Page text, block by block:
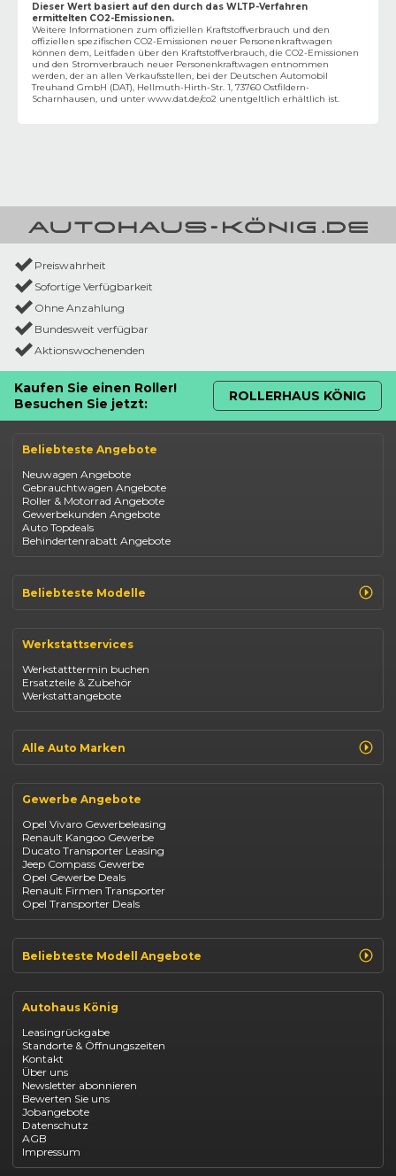
Dieser Wert basiert auf den durch das WLTP-Verfahren
ermittelten CO2-Emissionen.
Weitere Informationen zum offiziellen Kraftstoffverbrauch und den
offiziellen spezifischen CO2-Emissionen neuer Personenkraftwagen
können dem‚ Leitfaden über den Kraftstoffverbrauch, die CO2-Emissionen
und den Stromverbrauch neuer Personenkraftwagen entnommen
werden, der an allen Verkaufsstellen, bei der Deutschen Automobil
Treuhand GmbH (DAT), Hellmuth-Hirth-Str. 1, 73760 Ostfildern-
Scharnhausen, und unter www.dat.de/co2 unentgeltlich erhältlich ist.
Preiswahrheit
Sofortige Verfügbarkeit
Ohne Anzahlung
Bundesweit verfügbar
Aktionswochenenden
Kaufen Sie einen Roller!
Besuchen Sie jetzt:
ROLLERHAUS KÖNIG
Beliebteste Angebote
Neuwagen Angebote
Gebrauchtwagen Angebote
Roller & Motorrad Angebote
Gewerbekunden Angebote
Auto Topdeals
Behindertenrabatt Angebote
Beliebteste Modelle
Opel Corsa
Fiat 500
Dacia Duster
Dacia Sandero
Jeep Compass
Suzuki Vitara
Suzuki Swift
BYD Seal
Mazda CX-30
Citroen C4
Werkstattservices
Werkstatttermin buchen
Ersatzteile & Zubehör
Werkstattangebote
Alle Auto Marken
Opel
Fiat
Jeep
Suzuki
BYD
Kia
Mazda
Citroën
Abarth
Fiat Professional
Gewerbe Angebote
Opel Vivaro Gewerbeleasing
Renault Kangoo Gewerbe
Ducato Transporter Leasing
Jeep Compass Gewerbe
Opel Gewerbe Deals
Renault Firmen Transporter
Opel Transporter Deals
Beliebteste Modell Angebote
Renault Arkana Leasing
Renault Captur Leasing
Opel Astra leasen
Opel Mokka kaufen
Opel Grandland finanzieren
Opel Vivaro Gewerbeleasing
Fiat 500 finanzieren
Fiat Panda leasen
Dacia Duster finanzieren
Dacia Sandero kaufen
Dacia Jogger leasen
Jeep Compass leasen
Jeep Renegade finanzieren
Autohaus König
Leasingrückgabe
Standorte & Öffnungszeiten
Kontakt
Über uns
Newsletter abonnieren
Bewerten Sie uns
Jobangebote
Datenschutz
AGB
Impressum